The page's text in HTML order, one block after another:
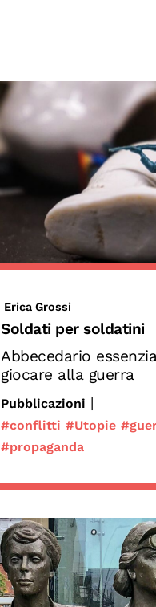
Erica Grossi
Soldati per soldatini
Abbecedario
giocare alla guerra
Pubblicazioni |
#conflitti #Utopie
#propaganda